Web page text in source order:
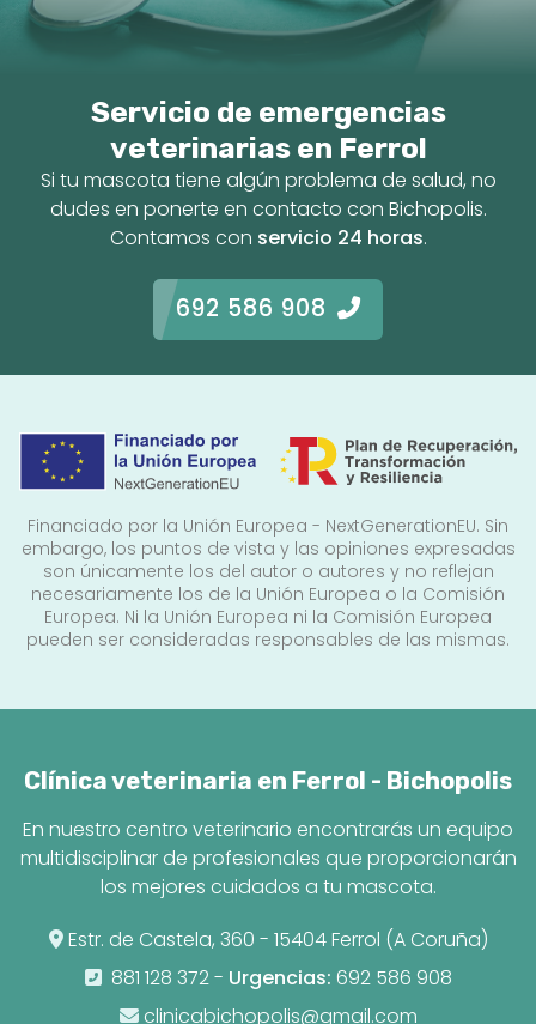
Servicio de emergencias
veterinarias en Ferrol
Si tu mascota tiene algún problema de salud, no
dudes en ponerte en contacto con Bichopolis.
Contamos con servicio 24 horas.
692 586 908
Financiado por la Unión Europea - NextGenerationEU. Sin
embargo, los puntos de vista y las opiniones expresadas
son únicamente los del autor o autores y no reflejan
necesariamente los de la Unión Europea o la Comisión
Europea. Ni la Unión Europea ni la Comisión Europea
pueden ser consideradas responsables de las mismas.
Clínica veterinaria en Ferrol - Bichopolis
En nuestro centro veterinario encontrarás un equipo
multidisciplinar de profesionales que proporcionarán
los mejores cuidados a tu mascota.
Estr. de Castela, 360 - 15404 Ferrol (A Coruña)
881 128 372- Urgencias: 692 586 908
clinicabichopolis@gmail.com